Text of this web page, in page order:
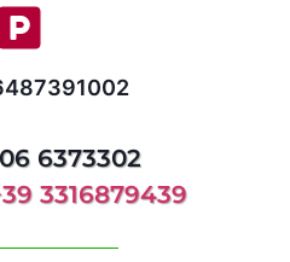
6373302
3316879439